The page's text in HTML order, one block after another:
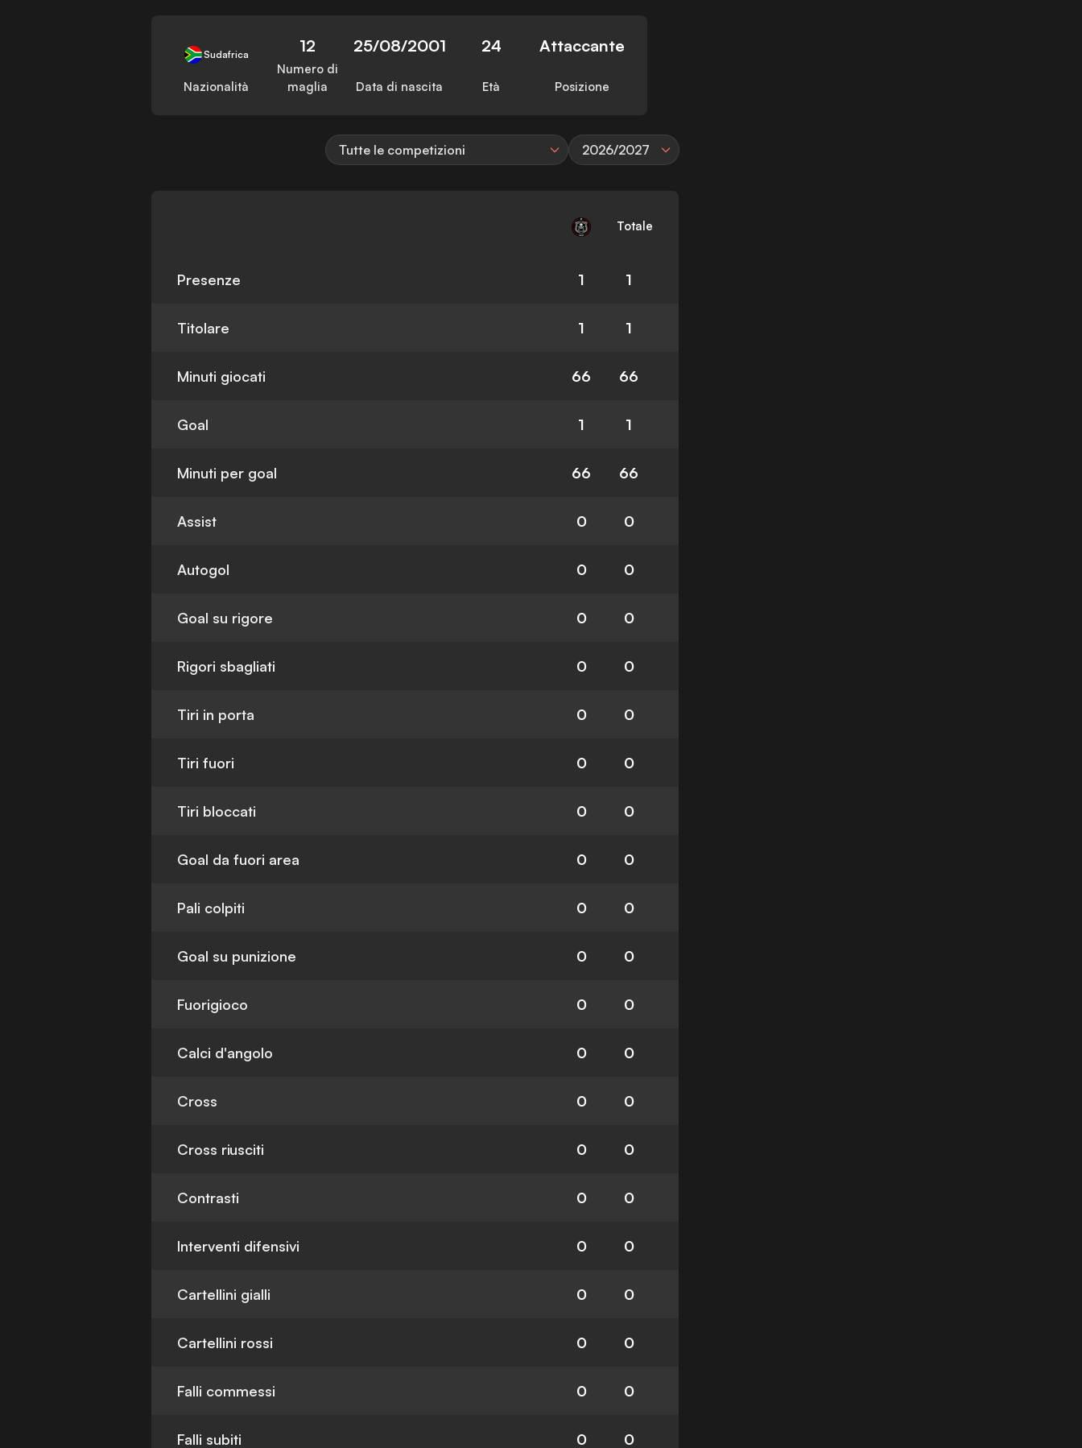
Sudafrica
Nazionalità
12
Numero di
maglia
25/08/2001
Data di nascita
24
Età
Attaccante
Posizione
Tutte le competizioni 2026/2027
Totale
Presenze 1 1
Titolare 1 1
Minuti giocati 66 66
Goal 1 1
Minuti per goal 66 66
Assist 0 0
Autogol 0 0
Goal su rigore 0 0
Rigori sbagliati 0 0
Tiri in porta 0 0
Tiri fuori 0 0
Tiri bloccati 0 0
Goal da fuori area 0 0
Pali colpiti 0 0
Goal su punizione 0 0
Fuorigioco 0 0
Calci d'angolo 0 0
Cross 0 0
Cross riusciti 0 0
Contrasti 0 0
Interventi difensivi 0 0
Cartellini gialli 0 0
Cartellini rossi 0 0
Falli commessi 0 0
Falli subiti 0 0